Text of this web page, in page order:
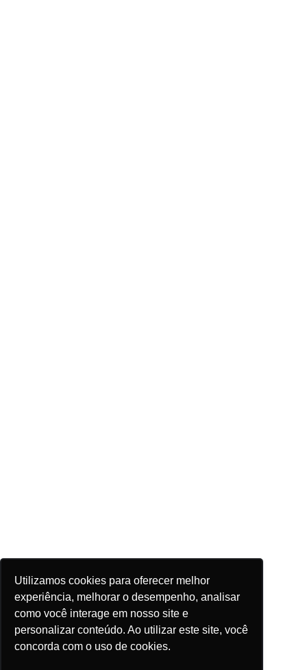
Utilizamos cookies para oferecer melhor
experiência, melhorar o desempenho, analisar
como você interage em nosso site e
personalizar conteúdo. Ao utilizar este site, você
concorda com o uso de cookies.